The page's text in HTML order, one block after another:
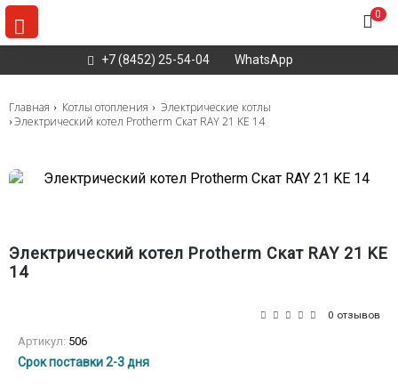
+7 (8452) 25-54-04 WhatsApp
0
Главная Котлы отопления
Электрические котлы
Электрический котел Protherm Скат RAY 21 KE 14
Электрический котел Protherm Скат RAY 21 KE
14
0 отзывов
Артикул: 506
Срок поставки 2-3 дня